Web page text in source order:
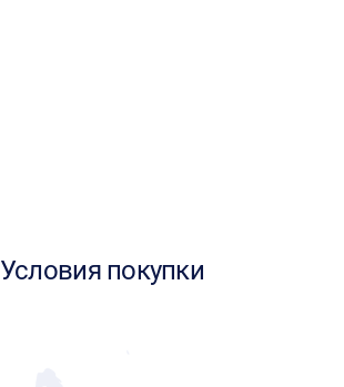
Условия покупки